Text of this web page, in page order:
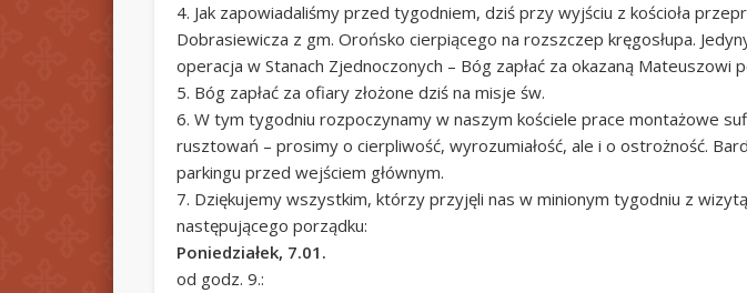
4. Jak zapowiadaliśmy przed tygodniem, dziś przy wyjściu z kościoła
Dobrasiewicza z gm. Orońsko cierpiącego na rozszczep kręgosłupa.
operacja w Stanach Zjednoczonych – Bóg zapłać za okazaną Mateuszowi
5. Bóg zapłać za ofiary złożone dziś na misje św.
6. W tym tygodniu rozpoczynamy w naszym kościele prace montażowe
rusztowań – prosimy o cierpliwość, wyrozumiałość, ale i o ostrożność.
parkingu przed wejściem głównym.
7. Dziękujemy wszystkim, którzy przyjęli nas w minionym tygodniu z
następującego porządku:
Poniedziałek, 7.01.
od godz. 9.: